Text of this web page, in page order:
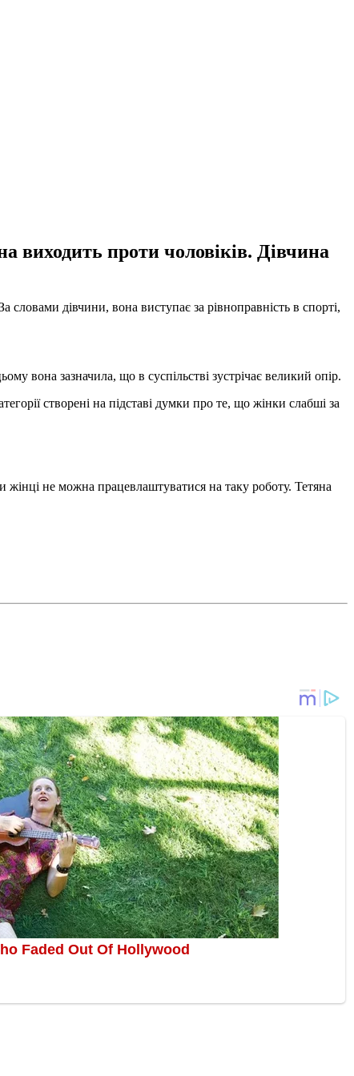
виходить проти чоловіків. Дівчина
дівчини, вона виступає за рівноправність в спорті,
вона зазначила, що в суспільстві зустрічає великий опір.
створені на підставі думки про те, що жінки слабші за
не можна працевлаштуватися на таку роботу. Тетяна